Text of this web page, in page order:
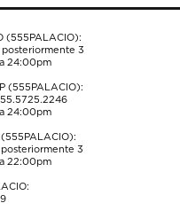
(555PALACIO):
3
24:00pm
(555PALACIO):
24:00pm
(555PALACIO):
3
22:00pm